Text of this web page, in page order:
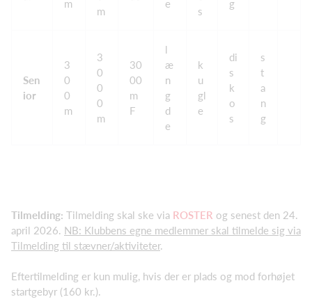
m
m
e
s
g
Sen
ior
3
0
0
m
3
0
0
0
m
30
00
m
F
l
æ
n
g
d
e
k
u
gl
e
di
s
k
o
s
s
t
a
n
g
Tilmelding: Tilmelding skal ske via ROSTER og senest den 24.
april 2026. NB: Klubbens egne medlemmer skal tilmelde sig via
Tilmelding til stævner/aktiviteter.
Eftertilmelding er kun mulig, hvis der er plads og mod forhøjet
startgebyr (160 kr.).